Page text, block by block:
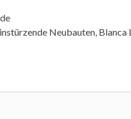
Neubauten, Blanca